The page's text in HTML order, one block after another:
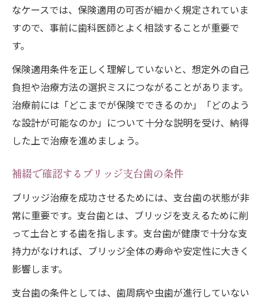
なケースでは、保険適用の可否が細かく規定されていま
すので、事前に歯科医師とよく相談することが重要で
す。
保険適用条件を正しく理解していないと、想定外の自己
負担や治療方法の選択ミスにつながることがあります。
治療前には「どこまでが保険でできるのか」「どのよう
な設計が可能なのか」について十分な説明を受け、納得
した上で治療を進めましょう。
補綴で確認するブリッジ支台歯の条件
ブリッジ治療を成功させるためには、支台歯の状態が非
常に重要です。支台歯とは、ブリッジを支えるために削
って土台とする歯を指します。支台歯が健康で十分な支
持力がなければ、ブリッジ全体の寿命や安定性に大きく
影響します。
支台歯の条件としては、歯周病や虫歯が進行していない